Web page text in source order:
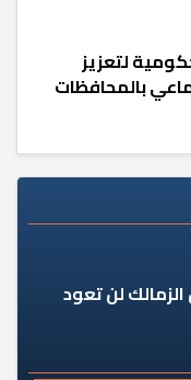
لتعزيز
بالمحافظات
لن تعود